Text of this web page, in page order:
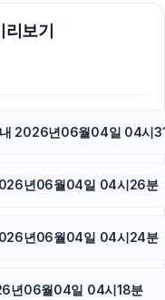
서울암요양병원
이혼전문변호사
서초하수구막힘
하남하수구막힘
리보기
내 2026년06월04일 04시
년06월04일 04시26분
년06월04일 04시24분
년06월04일 04시18분